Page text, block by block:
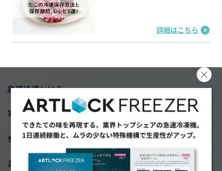
詳細はこちら
急速冷凍とは？
導入実績
食材研究ラボ
おすすめ導入サポート